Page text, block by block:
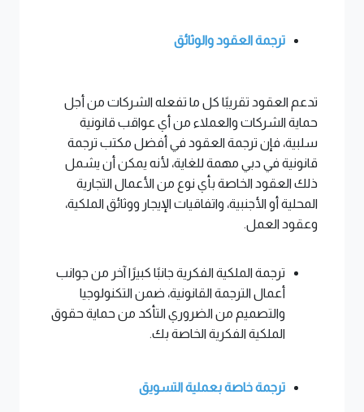
ترجمة العقود والوثائق
تدعم العقود تقريبًا كل ما تفعله الشركات من أجل
حماية الشركات والعملاء من أي عواقب قانونية
سلبية، فإن ترجمة العقود في أفضل مكتب ترجمة
قانونية في دبي مهمة للغاية، لأنه يمكن أن يشمل
ذلك العقود الخاصة بأي نوع من الأعمال التجارية
المحلية أو الأجنبية، واتفاقيات الإيجار ووثائق الملكية،
وعقود العمل.
ترجمة الملكية الفكرية جانبًا كبيرًا آخر من جوانب
أعمال الترجمة القانونية، ضمن التكنولوجيا
والتصميم من الضروري التأكد من حماية حقوق
الملكية الفكرية الخاصة بك.
ترجمة خاصة بعملية التسويق